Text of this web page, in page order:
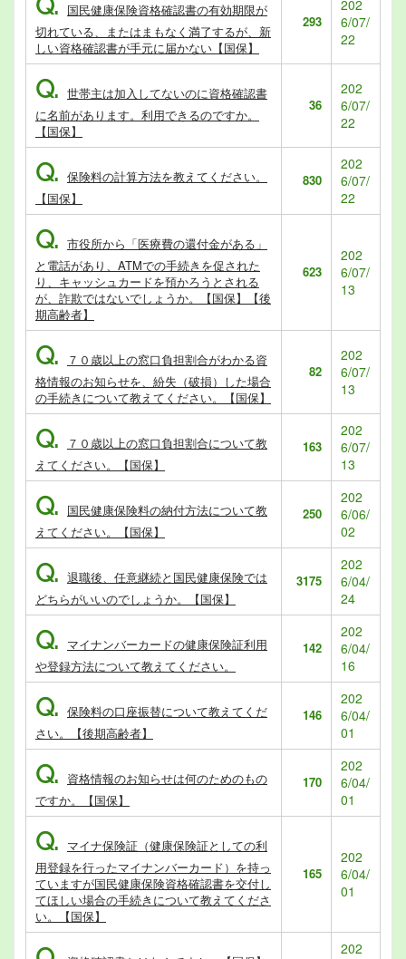
国民健康保険資格確認書の有効期限が
切れている、またはまもなく満了するが、新
しい資格確認書が手元に届かない【国保】
293
202
6/07/
22
Q. 世帯主は加入してないのに資格確認書
に名前があります。利用できるのですか。
【国保】
36
202
6/07/
22
Q. 保険料の計算方法を教えてください。
【国保】
830
202
6/07/
22
Q. 市役所から「医療費の還付金がある」
と電話があり、ATMでの手続きを促された
り、キャッシュカードを預かろうとされる
が、詐欺ではないでしょうか。【国保】【後
期高齢者】
623
202
6/07/
13
Q.
７０歳以上の窓口負担割合がわかる資
格情報のお知らせを、紛失（破損）した場合
の手続きについて教えてください。【国保】
82
202
6/07/
13
Q.
７０歳以上の窓口負担割合について教
えてください。【国保】
163
202
6/07/
13
Q. 国民健康保険料の納付方法について教
えてください。【国保】
250
202
6/06/
02
Q. 退職後、任意継続と国民健康保険では
どちらがいいのでしょうか。【国保】
3175
202
6/04/
24
Q. マイナンバーカードの健康保険証利用
や登録方法について教えてください。
142
202
6/04/
16
Q. 保険料の口座振替について教えてくだ
さい。【後期高齢者】
146
202
6/04/
01
Q. 資格情報のお知らせは何のためのもの
ですか。【国保】
170
202
6/04/
01
Q. マイナ保険証（健康保険証としての利
用登録を行ったマイナンバーカード）を持っ
ていますが国民健康保険資格確認書を交付し
てほしい場合の手続きについて教えてくださ
い。【国保】
165
202
6/04/
01
202